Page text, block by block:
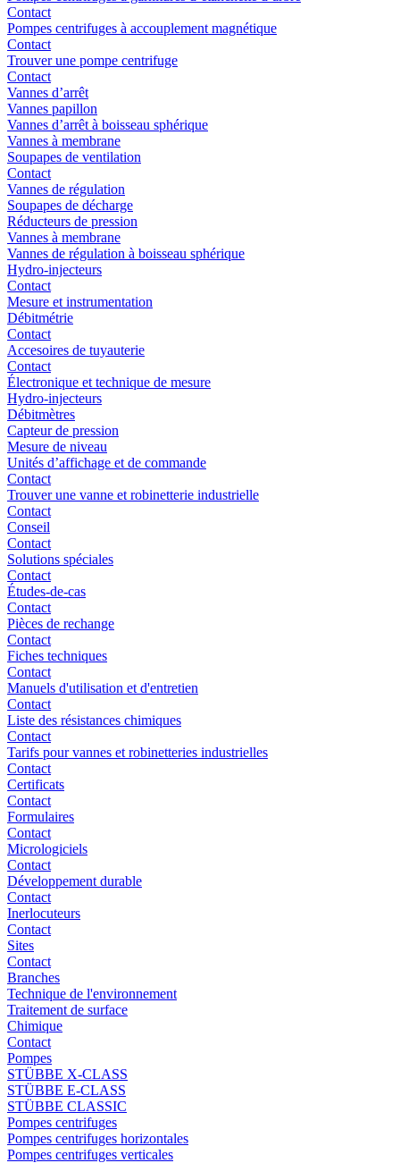
Contact
Pompes centrifuges à accouplement magnétique
Contact
Trouver une pompe centrifuge
Contact
Vannes d’arrêt
Vannes papillon
Vannes d’arrêt à boisseau sphérique
Vannes à membrane
Soupapes de ventilation
Contact
Vannes de régulation
Soupapes de décharge
Réducteurs de pression
Vannes à membrane
Vannes de régulation à boisseau sphérique
Hydro-injecteurs
Contact
Mesure et instrumentation
Débitmétrie
Contact
Accesoires de tuyauterie
Contact
Électronique et technique de mesure
Hydro-injecteurs
Débitmètres
Capteur de pression
Mesure de niveau
Unités d’affichage et de commande
Contact
Trouver une vanne et robinetterie industrielle
Contact
Conseil
Contact
Solutions spéciales
Contact
Études-de-cas
Contact
Pièces de rechange
Contact
Fiches techniques
Contact
Manuels d'utilisation et d'entretien
Contact
Liste des résistances chimiques
Contact
Tarifs pour vannes et robinetteries industrielles
Contact
Certificats
Contact
Formulaires
Contact
Micrologiciels
Contact
Développement durable
Contact
Inerlocuteurs
Contact
Sites
Contact
Branches
Technique de l'environnement
Traitement de surface
Chimique
Contact
Pompes
STÜBBE X-CLASS
STÜBBE E-CLASS
STÜBBE CLASSIC
Pompes centrifuges
Pompes centrifuges horizontales
Pompes centrifuges verticales